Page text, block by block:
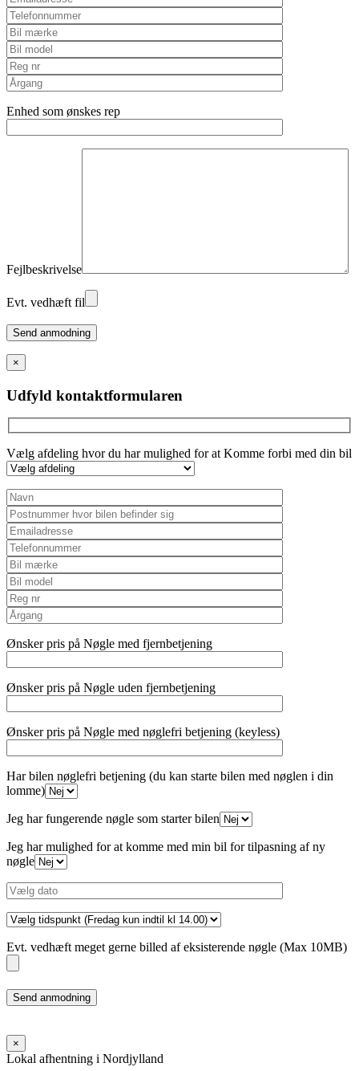
Enhed som ønskes rep
Fejlbeskrivelse
Evt. vedhæft fil
Please
leave
this
field
empty.
×
Udfyld kontaktformularen
Vælg afdeling hvor du har mulighed for at Komme forbi med din bil
Ønsker pris på Nøgle med fjernbetjening
Ønsker pris på Nøgle uden fjernbetjening
Ønsker pris på Nøgle med nøglefri betjening (keyless)
Har bilen nøglefri betjening (du kan starte bilen med nøglen i din
lomme)
Jeg har fungerende nøgle som starter bilen
Jeg har mulighed for at komme med min bil for tilpasning af ny
nøgle
Evt. vedhæft meget gerne billed af eksisterende nøgle (Max 10MB)
Please
leave
field
empty.
×
Lokal afhentning i Nordjylland